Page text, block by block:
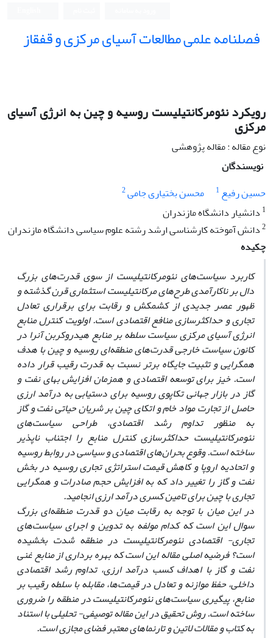
فصلنامه علمی مطالعات آسیای مرکزی و قفقاز
رویکرد نئومرکانتیلیست روسیه و چین به انرژی آسیای
مرکزی
نوع مقاله : مقاله پژوهشی
نویسندگان
حسین رفیع 1 محسن بختیاری جامی2
1 دانشیار دانشگاه مازندران
2دانش آموخته کارشناسی ارشد رشته علوم سیاسی دانشگاه مازندران
چکیده
کاربرد سیاست‌های نئومرکانتیلیست از سوی قدرت‌های بزرگ
دال بر ناکارآمدی طرح‌های مرکانتیلیست استثماری قرن گذشته و
ظهور عصر جدیدی از کشمکش و رقابت برای برقراری تعادل
تجاری و حداکثرسازی منافع اقتصادی است. اولویت کنترل منابع
انرژی آسیای مرکزی سیاست سلطه بر منابع هیدروکربن آنرا در
کانون سیاست خارجی قدرت‌های منطقه‌ای روسیه و چین با هدف
همگرایی و تثبیت جایگاه برتر نسبت به قدرت رقیب قرار داده
است. خیز برای توسعه اقتصادی و همزمان افزایش بهای نفت و
گاز در بازار جهانی تکاپوی روسیه برای دستیابی به درآمد ارزی
حاصل از تجارت مواد خام و اتکای چین بر شریان حیاتی نفت و گاز
به منظور تداوم رشد اقتصادی، طراحی سیاست‌های
نئومرکانتیلیست حداکثرسازی کنترل منابع را اجتناب ناپذیر
ساخته است. وقوع بحرانهای اقتصادی و سیاسی در روابط روسیه
و اتحادیه اروپا و کاهش قیمت استراتژی تجاری روسیه در بخش
نفت و گاز را تغییر داد که به افزایش حجم صادرات و همگرایی
تجاری با چین برای تامین کسری درآمد ارزی انجامید.
در این میان با توجه به رقابت میان دو قدرت منطقه‌ای بزرگ
سوال این است که کدام مولفه به تدوین و اجرای سیاست‌های
تجاری- اقتصادی نئومرکانتیلیست در منطقه شدت بخشیده
است؟ فرضیه اصلی مقاله این است که بهره برداری از منابع غنی
نفت و گاز با اهداف کسب درآمد ارزی، تداوم رشد اقتصادی
داخلی، حفظ موازنه و تعادل در قیمت‌ها، مقابله با سلطه رقیب بر
منابع، پیگیری سیاست‌های نئومرکانتیلیست در منطقه را ضروری
ساخته است. روش تحقیق در این مقاله توصیفی- تحلیلی با استناد
به کتاب و مقالات لاتین و تارنما‌های معتبر فضای مجازی است.